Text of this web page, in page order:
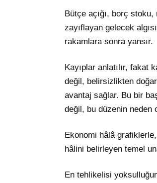
Bütçe açığı, borç
zayıflayan gelecek
rakamlara sonra yansır.
Kayıplar anlatılır, fakat
değil, belirsizlikten
avantaj sağlar. Bu bir
değil, bu düzenin neden
Ekonomi hâlâ
hâlini belirleyen temel
En tehlikelisi